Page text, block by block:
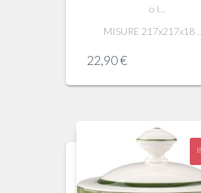
o l...
MISURE 217x217x18
22,90€